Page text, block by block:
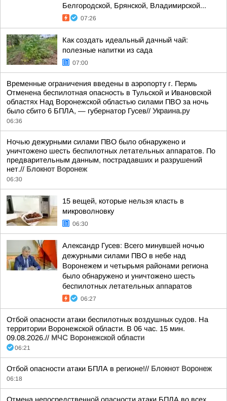
Белгородской, Брянской, Владимирской...
07:26
Как создать идеальный дачный чай:
полезные напитки из сада
07:00
Временные ограничения введены в аэропорту г. Пермь
Отменена беспилотная опасность в Тульской и Ивановской
областях Над Воронежской областью силами ПВО за ночь
было сбито 6 БПЛА, — губернатор Гусев// Украина.ру
06:36
Ночью дежурными силами ПВО было обнаружено и
уничтожено шесть беспилотных летательных аппаратов. По
предварительным данным, пострадавших и разрушений
нет.// Блокнот Воронеж
06:30
15 вещей, которые нельзя класть в
микроволновку
06:30
Александр Гусев: Всего минувшей ночью
дежурными силами ПВО в небе над
Воронежем и четырьмя районами региона
было обнаружено и уничтожено шесть
беспилотных летательных аппаратов
06:27
Отбой опасности атаки беспилотных воздушных судов. На
территории Воронежской области. В 06 час. 15 мин.
09.08.2026.// МЧС Воронежской области
06:21
Отбой опасности атаки БПЛА в регионе!// Блокнот Воронеж
06:18